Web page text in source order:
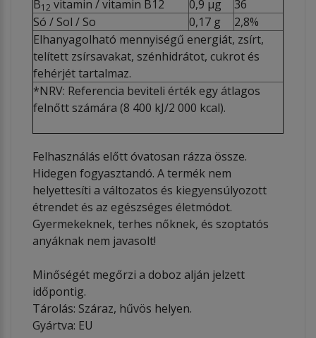
B12 vitamin / vitamin B12 0,9 μg
36
Só / Sol / So
0,17 g
2,8%
Elhanyagolható mennyiségű energiát, zsírt,
telített zsírsavakat, szénhidrátot, cukrot és
fehérjét tartalmaz.
*NRV: Referencia beviteli érték egy átlagos
felnőtt számára (8 400 kJ/2 000 kcal).
Felhasználás előtt óvatosan rázza össze.
Hidegen fogyasztandó. A termék nem
helyettesíti a változatos és kiegyensúlyozott
étrendet és az egészséges életmódot.
Gyermekeknek, terhes nőknek, és szoptatós
anyáknak nem javasolt!
Minőségét megőrzi a doboz alján jelzett
időpontig.
Tárolás: Száraz, hűvös helyen.
Gyártva: EU